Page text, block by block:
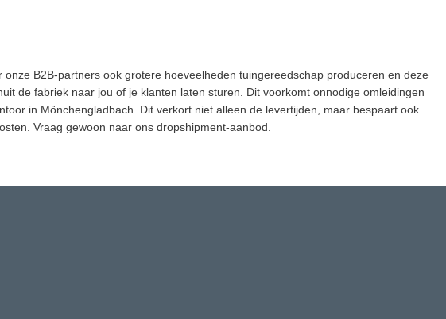
onze B2B-partners ook grotere hoeveelheden tuingereedschap produceren en deze
de fabriek naar jou of je klanten laten sturen. Dit voorkomt onnodige omleidingen
in Mönchengladbach. Dit verkort niet alleen de levertijden, maar bespaart ook
Vraag gewoon naar ons dropshipment-aanbod.